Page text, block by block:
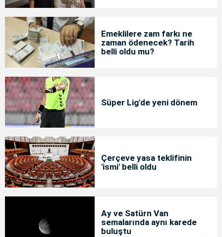
Emeklilere zam farkı ne
zaman ödenecek? Tarih
belli oldu mu?
Süper Lig'de yeni dönem
Çerçeve yasa teklifinin
'ismi' belli oldu
Ay ve Satürn Van
semalarında aynı karede
buluştu